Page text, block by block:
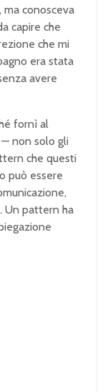
ma conosceva
capire che
che mi
era stata
avere
fornì al
non solo gli
che questi
può essere
Un pattern ha